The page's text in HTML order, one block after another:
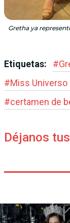
Gretha ya
Etiquetas: #
#Miss Universo
#certamen de
Déjanos